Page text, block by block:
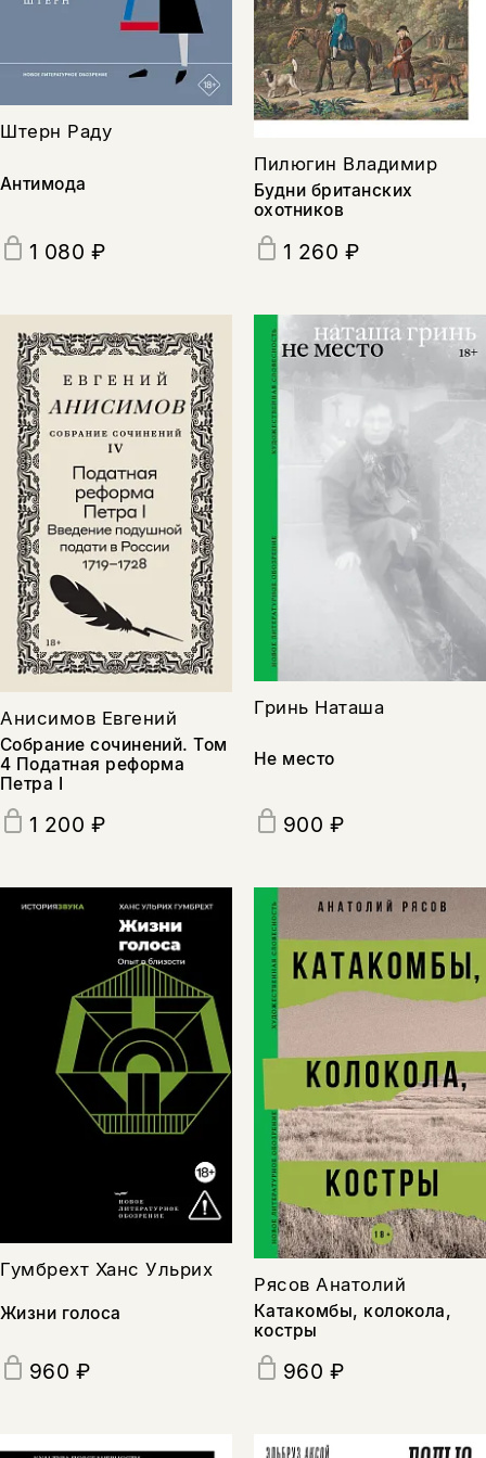
Штерн Раду
Антимода
1 080 ₽
Пилюгин Владимир
Будни британских
охотников
1 260 ₽
Анисимов Евгений
Собрание сочинений. Том
4 Податная реформа
Петра I
1 200 ₽
Гринь Наташа
Не место
900 ₽
Гумбрехт Ханс Ульрих
Жизни голоса
960 ₽
Рясов Анатолий
Катакомбы, колокола,
костры
960 ₽